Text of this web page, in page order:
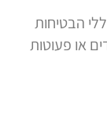
הבטיחות
או פעוטות